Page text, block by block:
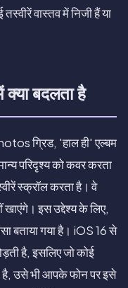
वास्तव में निजी हैं या
क्या बदलता है
ग्रिड, 'हाल ही' एल्बम
परिदृश्य को कवर करता
स्क्रॉल करता है। वे
इस उद्देश्य के लिए,
बताया गया है। iOS 16 से
है, इसलिए जो कोई
है, उसे भी आपके फोन पर इसे